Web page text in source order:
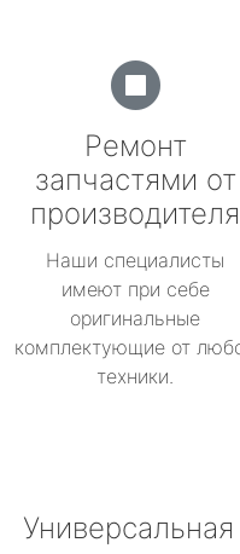
Ремонт
запчастями от
производителя
Наши специалисты
имеют при себе
оригинальные
комплектующие от
техники.